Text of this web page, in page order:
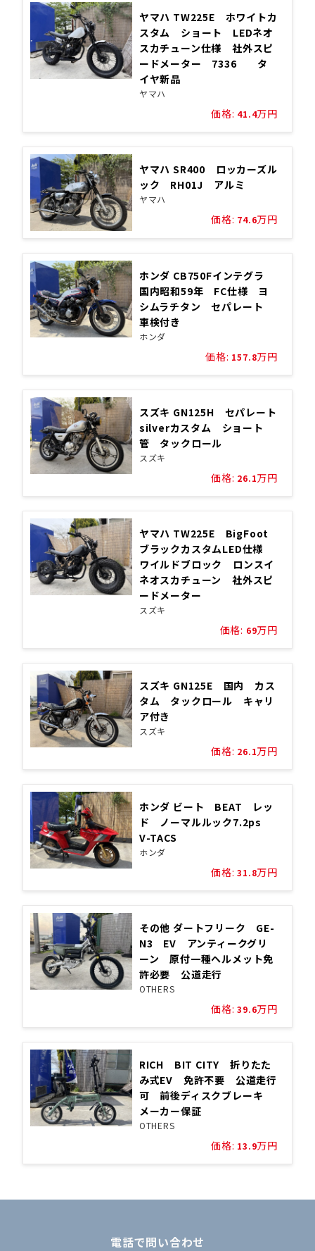
ヤマハ TW225E ホワイトカ
スタム ショート LEDネオ
スカチューン仕様 社外スピ
ードメーター 7336 タ
イヤ新品
ヤマハ
価格: 41.4万円
ヤマハ SR400 ロッカーズル
ック RH01J アルミ
ヤマハ
価格: 74.6万円
ホンダ CB750Fインテグラ
国内昭和59年 FC仕様 ヨ
シムラチタン セパレート
車検付き
ホンダ
価格: 157.8万円
スズキ GN125H セパレート
silverカスタム ショート
管 タックロール
スズキ
価格: 26.1万円
ヤマハ TW225E BigFoot
ブラックカスタムLED仕様
ワイルドブロック ロンスイ
ネオスカチューン 社外スピ
ードメーター
スズキ
価格: 69万円
スズキ GN125E 国内 カス
タム タックロール キャリ
ア付き
スズキ
価格: 26.1万円
ホンダ ビート BEAT レッ
ド ノーマルルック7.2ps
V-TACS
ホンダ
価格: 31.8万円
その他 ダートフリーク GE-
N3 EV アンティークグリ
ーン 原付一種ヘルメット免
許必要 公道走行
OTHERS
価格: 39.6万円
RICH BIT CITY 折りたた
み式EV 免許不要 公道走行
可 前後ディスクブレーキ
メーカー保証
OTHERS
価格: 13.9万円
電話で問い合わせ